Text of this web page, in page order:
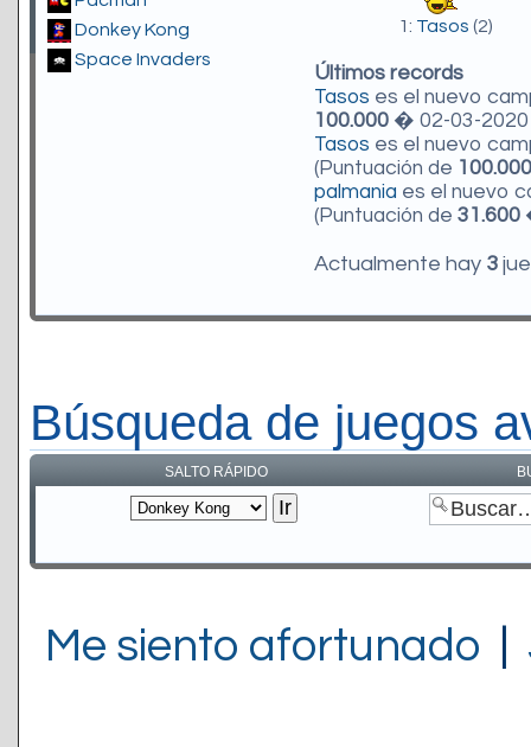
Donkey Kong
Space Invaders
1: Tasos (2)
Últimos records
Tasos es el nuevo
100.000 � 02-03-2020
Tasos es el nuevo
(Puntuación de 100.000
palmania es el nuevo
(Puntuación de 31.600
Actualmente hay 3
Búsqueda de juegos
SALTO RÁPIDO
Me siento afortunado